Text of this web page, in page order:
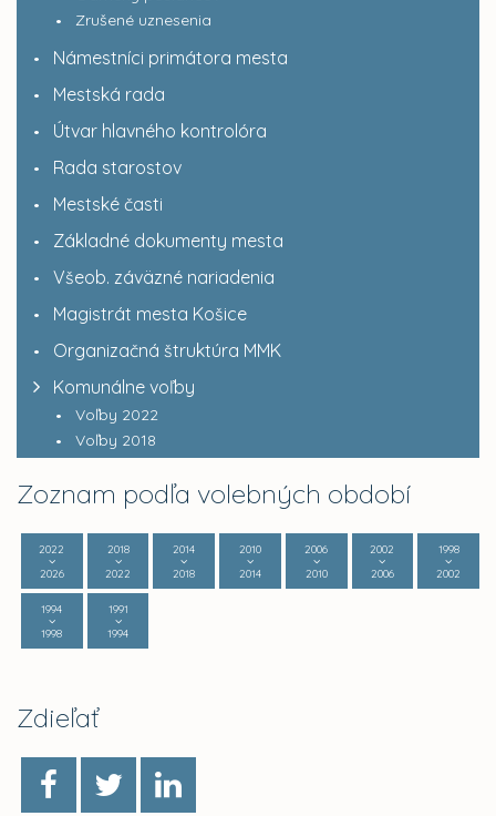
Zrušené uznesenia
Námestníci primátora mesta
Mestská rada
Útvar hlavného kontrolóra
Rada starostov
Mestské časti
Základné dokumenty mesta
Všeob. záväzné nariadenia
Magistrát mesta Košice
Organizačná štruktúra MMK
Komunálne voľby
Voľby 2022
Voľby 2018
Zoznam podľa volebných období
2022
2026
2018
2022
2014
2018
2010
2014
2006
2010
2002
2006
1998
2002
1994
1998
1991
1994
Zdieľať